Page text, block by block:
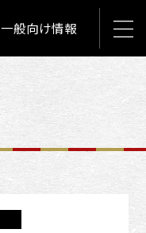
一般向け情報